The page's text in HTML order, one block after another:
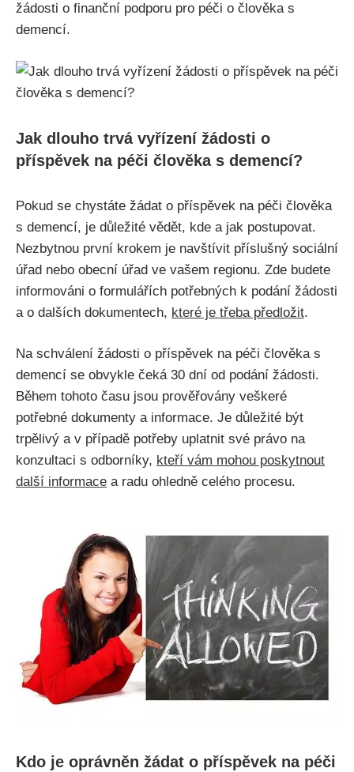
žádosti o finanční podporu pro péči o člověka s
demencí.
Jak dlouho trvá vyřízení žádosti o
příspěvek na péči člověka s demencí?
Pokud se chystáte žádat o příspěvek na péči člověka
s demencí, je důležité vědět, kde a jak postupovat.
Nezbytnou první krokem je navštívit příslušný sociální
úřad nebo obecní úřad ve vašem regionu. Zde budete
informováni o formulářích potřebných k podání žádosti
a o dalších dokumentech, které je třeba předložit.
Na schválení žádosti o příspěvek na péči člověka s
demencí se obvykle čeká 30 dní od podání žádosti.
Během tohoto času jsou prověřovány veškeré
potřebné dokumenty a informace. Je důležité být
trpělivý a v případě potřeby uplatnit své právo na
konzultaci s odborníky, kteří vám mohou poskytnout
další informace a radu ohledně celého procesu.
Kdo je oprávněn žádat o příspěvek na péči